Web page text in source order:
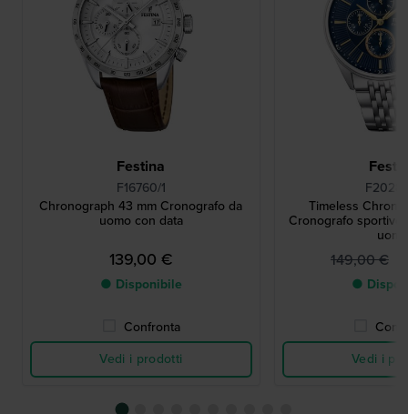
Festina
F16760/1
Chronograph 43 mm Cronografo da
uomo con data
139,00 €
● Disponibile
Confronta
Vedi i prodotti
Timeless
Cronografo sportivo
uomo
149,00 €
●
Vedi i